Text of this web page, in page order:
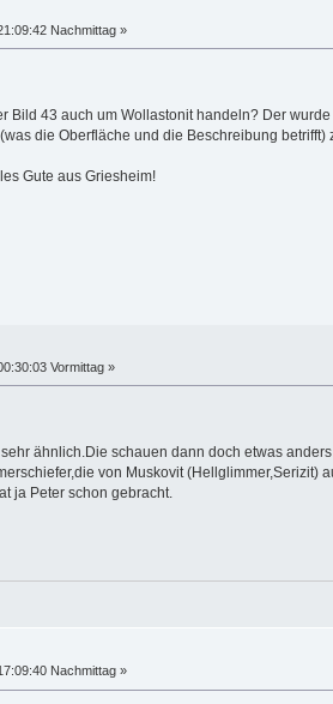
Nachmittag »
Bild 43 auch um Wollastonit handeln? Der
die Oberfläche und die Beschreibung betrifft)
Gute aus Griesheim!
Vormittag »
ähnlich.Die schauen dann doch etwas anders
von Muskovit (Hellglimmer,Serizit)
ja Peter schon gebracht.
Nachmittag »